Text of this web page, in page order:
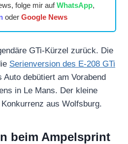
folge mir aufWhatsApp,
oder Google News
GTi-Kürzel zurück. Die
Serienversion des E-208 GTi
debütiert am Vorabend
in Le Mans. Der kleine
aus Wolfsburg.
beim Ampelsprint